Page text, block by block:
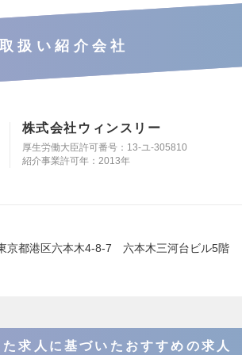
取扱い紹介会社
株式会社ウィンスリー
厚生労働大臣許可番号：13-ユ-305810
紹介事業許可年：2013年
京都港区六本木4-8-7 六本木三河台ビル5階
求人に基づいたおすすめの求人